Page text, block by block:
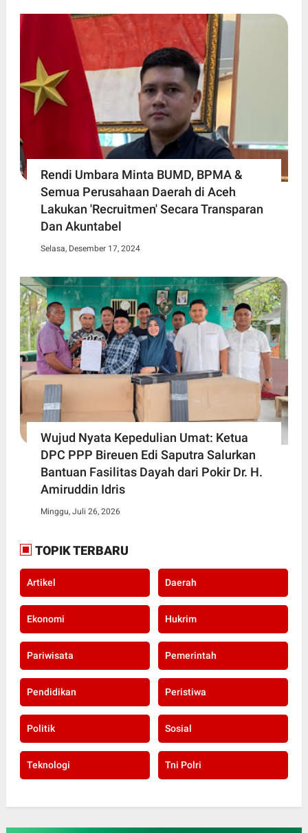
Rendi Umbara Minta BUMD, BPMA &
Semua Perusahaan Daerah di Aceh
Lakukan 'Recruitmen' Secara Transparan
Dan Akuntabel
Selasa, Desember 17, 2024
Wujud Nyata Kepedulian Umat: Ketua
DPC PPP Bireuen Edi Saputra Salurkan
Bantuan Fasilitas Dayah dari Pokir Dr. H.
Amiruddin Idris
Minggu, Juli 26, 2026
TOPIK TERBARU
Artikel Daerah
Ekonomi Hukrim
Pariwisata Pemerintah
Pendidikan Peristiwa
Politik Sosial
Teknologi Tni Polri